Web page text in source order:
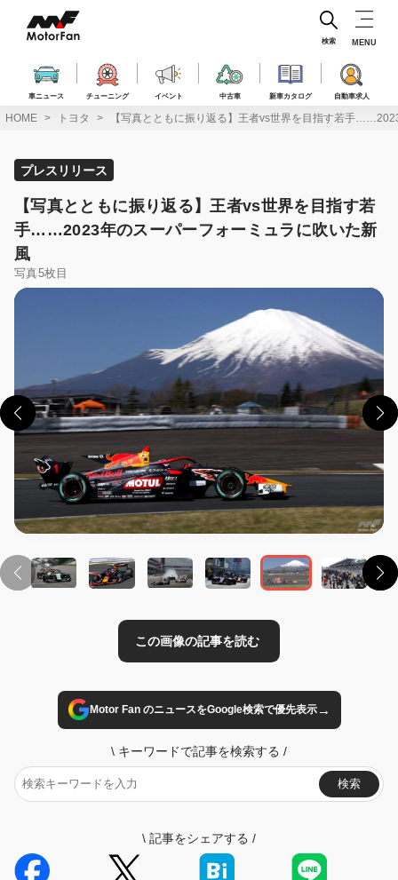
ス
車ニュース チューニング イベント 中古車 新車カタログ 自動車求人
検索 MENU
HOME トヨタ 【写真とともに振り返る】王者vs世界を目指す若手
プレスリリース
【写真とともに振り返る】王者vs世界を目指す若
手……2023年のスーパーフォーミュラに吹いた新
風
写真5枚目
この画像の記事を読む
Motor Fan のニュースをGoogle検索で優先表示→
\ キーワードで記事を検索する /
検索
\ 記事をシェアする /